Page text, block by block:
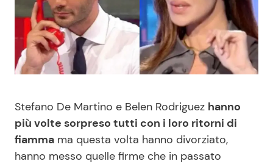
Benessere
Casa
Moda e Style
Mondo Mamma
News benessere
Cucina e Ricette
Consigli di Cucina
Dolci
Le Ricette in TV
Primi Piatti
Stefano De Martino e Belen Rodriguez hanno
più volte sorpreso tutti con i loro ritorni di
fiamma ma questa volta hanno divorziato,
hanno messo quelle firme che in passato